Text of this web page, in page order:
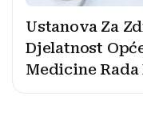
Ustanova Za
Djelatnost
Medicine Rada